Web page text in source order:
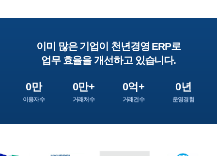
이미 많은 기업이 천년경영 ERP로
업무 효율을 개선하고 있습니다.
0만
이용자수
0만+
거래처수
0억+
거래건수
0년
운영경험